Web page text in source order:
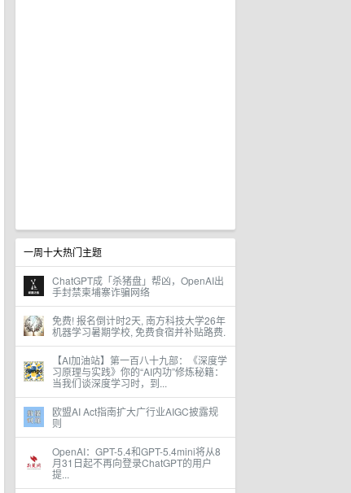
一周十大热门主题
ChatGPT成「杀猪盘」帮凶，OpenAI出
手封禁柬埔寨诈骗网络
免费! 报名倒计时2天, 南方科技大学26年
机器学习暑期学校, 免费食宿并补贴路费.
【AI加油站】第一百八十九部：《深度学
习原理与实践》你的“AI内功”修炼秘籍：
当我们谈深度学习时，到...
欧盟AI Act指南扩大广行业AIGC披露规
则
OpenAI：GPT-5.4和GPT-5.4mini将从8
月31日起不再向登录ChatGPT的用户
提...